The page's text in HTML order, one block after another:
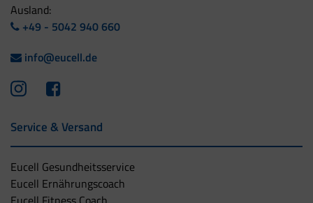
Ausland:
+49 - 5042 940 660
info@eucell.de
Service & Versand
Eucell Gesundheitsservice
Eucell Ernährungscoach